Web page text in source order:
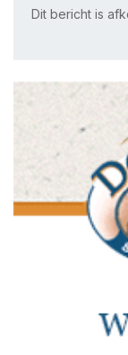
Dit bericht is